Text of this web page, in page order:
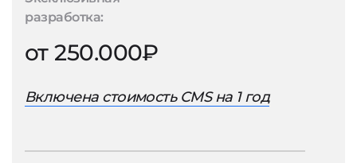
разработка:
от 250.000₽
Включена стоимость CMS на 1 год